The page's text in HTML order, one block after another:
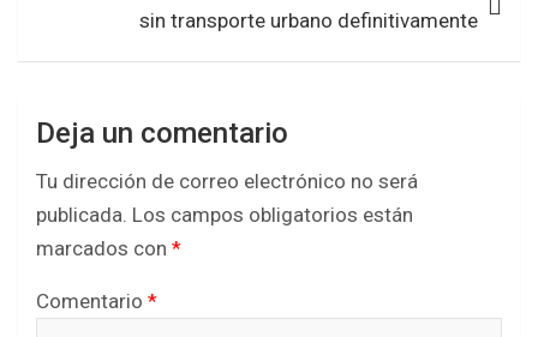
sin transporte urbano definitivamente
Deja un comentario
Tu dirección de correo electrónico no será
publicada. Los campos obligatorios están
marcados con *
Comentario *